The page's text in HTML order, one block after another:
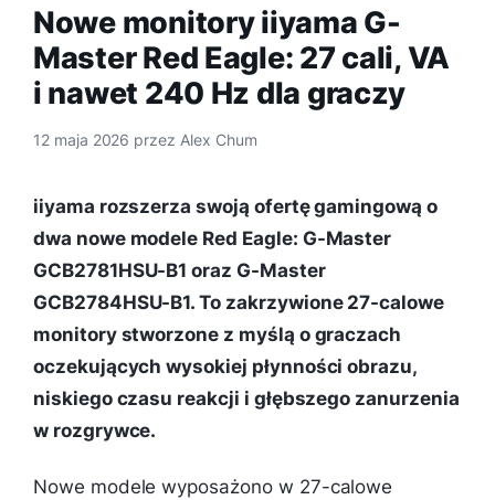
Nowe monitory iiyama G-
Master Red Eagle: 27 cali, VA
i nawet 240 Hz dla graczy
12 maja 2026 przez Alex Chum
iiyama rozszerza swoją ofertę gamingową o
dwa nowe modele Red Eagle: G-Master
GCB2781HSU-B1 oraz G-Master
GCB2784HSU-B1. To zakrzywione 27-calowe
monitory stworzone z myślą o graczach
oczekujących wysokiej płynności obrazu,
niskiego czasu reakcji i głębszego zanurzenia
w rozgrywce.
Nowe modele wyposażono w 27-calowe